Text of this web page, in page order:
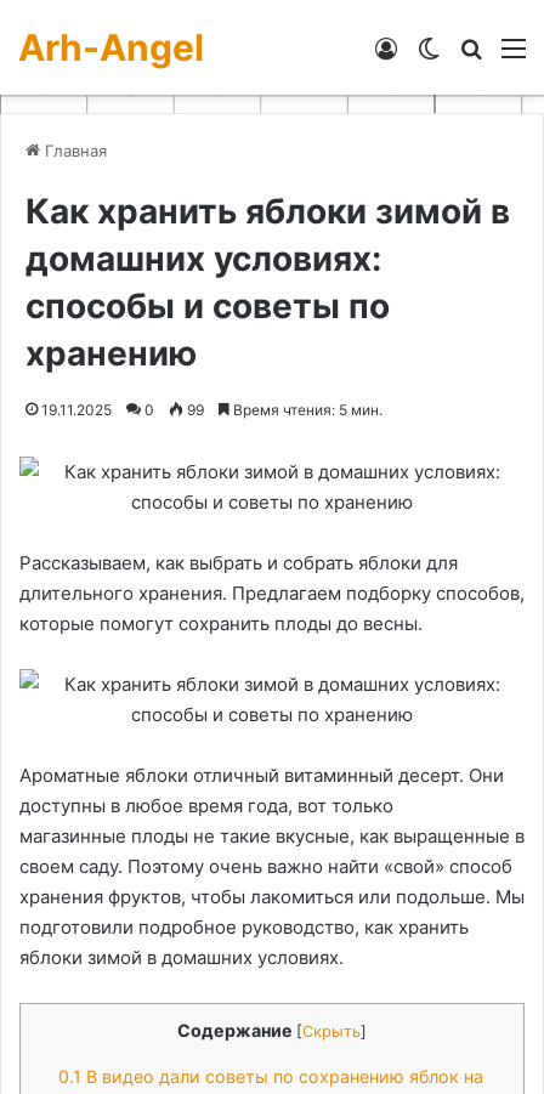
Arh-Angel Switch skin
Войти
Главная
Как хранить яблоки зимой в
домашних условиях:
способы и советы по
хранению
19.11.2025 0 99 Время чтения: 5 мин.
Рассказываем, как выбрать и собрать яблоки для
длительного хранения. Предлагаем подборку способов,
которые помогут сохранить плоды до весны.
Ароматные яблоки отличный витаминный десерт. Они
доступны в любое время года, вот только
магазинные плоды не такие вкусные, как выращенные в
своем саду. Поэтому очень важно найти «свой» способ
хранения фруктов, чтобы лакомиться или подольше. Мы
подготовили подробное руководство, как хранить
яблоки зимой в домашних условиях.
Содержание [Скрыть]
0.1 В видео дали советы по сохранению яблок на